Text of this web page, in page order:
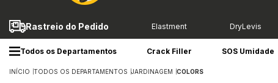
Rastreio do Pedido Elastment DryLevis
Todos os Departamentos Crack Filler SOS Umidade
INÍCIO TODOS OS DEPARTAMENTOS JARDINAGEM COLORS